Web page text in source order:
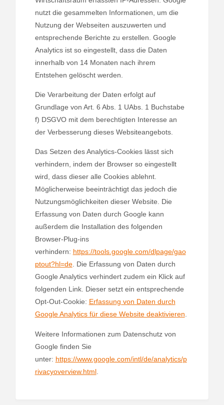
nutzt die gesammelten Informationen, um die
Nutzung der Webseiten auszuwerten und
entsprechende Berichte zu erstellen. Google
Analytics ist so eingestellt, dass die Daten
innerhalb von 14 Monaten nach ihrem
Entstehen gelöscht werden.
Die Verarbeitung der Daten erfolgt auf
Grundlage von Art. 6 Abs. 1 UAbs. 1 Buchstabe
f) DSGVO mit dem berechtigten Interesse an
der Verbesserung dieses Websiteangebots.
Das Setzen des Analytics-Cookies lässt sich
verhindern, indem der Browser so eingestellt
wird, dass dieser alle Cookies ablehnt.
Möglicherweise beeinträchtigt das jedoch die
Nutzungsmöglichkeiten dieser Website. Die
Erfassung von Daten durch Google kann
außerdem die Installation des folgenden
Browser-Plug-ins
verhindern: https://tools.google.com/dlpage/gao
ptout?hl=de. Die Erfassung von Daten durch
Google Analytics verhindert zudem ein Klick auf
folgenden Link. Dieser setzt ein entsprechende
Opt-Out-Cookie: Erfassung von Daten durch
Google Analytics für diese Website deaktivieren.
Weitere Informationen zum Datenschutz von
Google finden Sie
unter: https://www.google.com/intl/de/analytics/p
rivacyoverview.html.